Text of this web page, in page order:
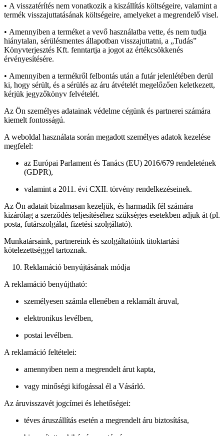
• A visszatérítés nem vonatkozik a kiszállítás költségeire, valamint a
termék visszajuttatásának költségeire, amelyeket a megrendelő visel.
• Amennyiben a terméket a vevő használatba vette, és nem tudja
hiánytalan, sérülésmentes állapotban visszajuttatni, a „Tudás”
Könyvterjesztés Kft. fenntartja a jogot az értékcsökkenés
érvényesítésére.
• Amennyiben a termékről felbontás után a futár jelenlétében derül
ki, hogy sérült, és a sérülés az áru átvételét megelőzően keletkezett,
kérjük jegyzőkönyv felvételét.
Az Ön személyes adatainak védelme cégünk és partnerei számára
kiemelt fontosságú.
A weboldal használata során megadott személyes adatok kezelése
megfelel:
az Európai Parlament és Tanács (EU) 2016/679 rendeletének
(GDPR),
valamint a 2011. évi CXII. törvény rendelkezéseinek.
Az Ön adatait bizalmasan kezeljük, és harmadik fél számára
kizárólag a szerződés teljesítéséhez szükséges esetekben adjuk át (pl.
posta, futárszolgálat, fizetési szolgáltató).
Munkatársaink, partnereink és szolgáltatóink titoktartási
kötelezettséggel tartoznak.
Reklamáció benyújtásának módja
A reklamáció benyújtható:
személyesen számla ellenében a reklamált áruval,
elektronikus levélben,
postai levélben.
A reklamáció feltételei:
amennyiben nem a megrendelt árut kapta,
vagy minőségi kifogással él a Vásárló.
Az áruvisszavét jogcímei és lehetőségei:
téves áruszállítás esetén a megrendelt áru biztosítása,